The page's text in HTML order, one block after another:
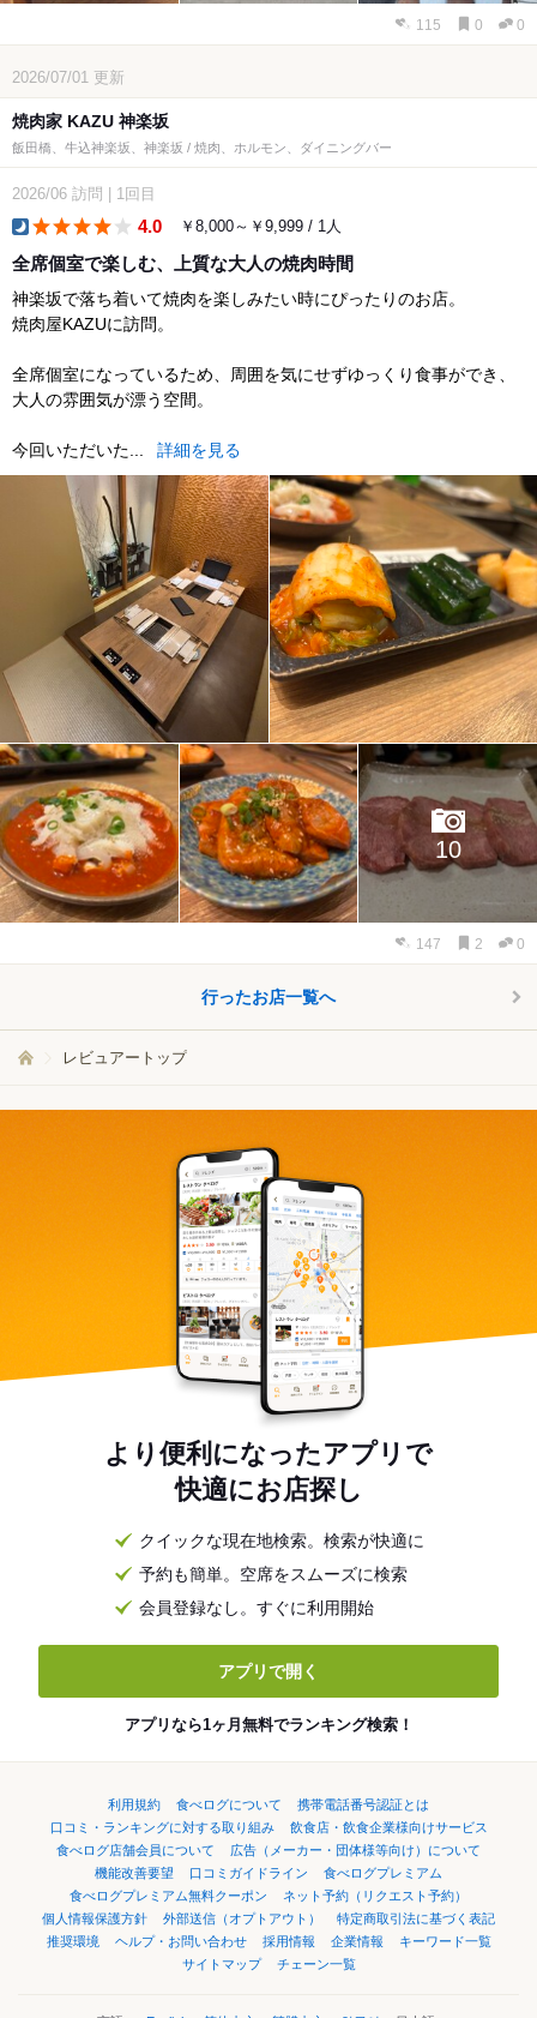
115 0 0
2026/07/01 更新
焼肉家 KAZU 神楽坂
飯田橋、牛込神楽坂、神楽坂 / 焼肉、ホルモン、ダイニングバー
2026/06 訪問 | 1回目
4.0 ￥8,000～￥9,999 / 1人
全席個室で楽しむ、上質な大人の焼肉時間
神楽坂で落ち着いて焼肉を楽しみたい時にぴったりのお店。
焼肉屋KAZUに訪問。
全席個室になっているため、周囲を気にせずゆっくり食事ができ、
大人の雰囲気が漂う空間。
今回いただいた... 詳細を見る
10
147 2 0
行ったお店一覧へ
レビュアートップ
より便利になったアプリで
快適にお店探し
クイックな現在地検索。検索が快適に
予約も簡単。空席をスムーズに検索
会員登録なし。すぐに利用開始
アプリで開く
アプリなら1ヶ月無料でランキング検索！
利用規約 食べログについて
携帯電話番号認証とは
口コミ・ランキングに対する取り組み
飲食店・飲食企業様向けサービス
食べログ店舗会員について
広告（メーカー・団体様等向け）について
機能改善要望
口コミガイドライン
食べログプレミアム
食べログプレミアム無料クーポン
ネット予約（リクエスト予約）
個人情報保護方針
外部送信（オプトアウト）
特定商取引法に基づく表記
推奨環境
ヘルプ・お問い合わせ 採用情報 企業情報
キーワード一覧
サイトマップ
チェーン一覧